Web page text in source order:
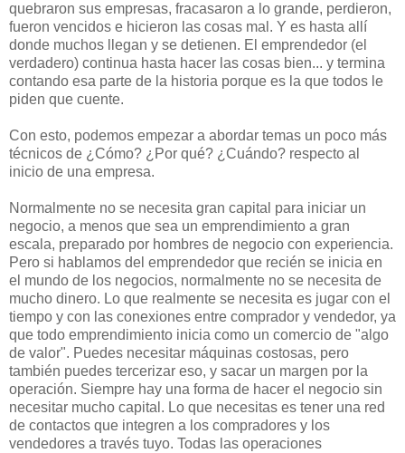
quebraron sus empresas, fracasaron a lo grande, perdieron,
fueron vencidos e hicieron las cosas mal. Y es hasta allí
donde muchos llegan y se detienen. El emprendedor (el
verdadero) continua hasta hacer las cosas bien... y termina
contando esa parte de la historia porque es la que todos le
piden que cuente.
Con esto, podemos empezar a abordar temas un poco más
técnicos de ¿Cómo? ¿Por qué? ¿Cuándo? respecto al
inicio de una empresa.
Normalmente no se necesita gran capital para iniciar un
negocio, a menos que sea un emprendimiento a gran
escala, preparado por hombres de negocio con experiencia.
Pero si hablamos del emprendedor que recién se inicia en
el mundo de los negocios, normalmente no se necesita de
mucho dinero. Lo que realmente se necesita es jugar con el
tiempo y con las conexiones entre comprador y vendedor, ya
que todo emprendimiento inicia como un comercio de "algo
de valor". Puedes necesitar máquinas costosas, pero
también puedes tercerizar eso, y sacar un margen por la
operación. Siempre hay una forma de hacer el negocio sin
necesitar mucho capital. Lo que necesitas es tener una red
de contactos que integren a los compradores y los
vendedores a través tuyo. Todas las operaciones